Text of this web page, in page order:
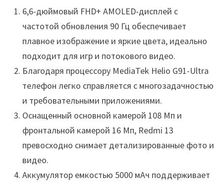
6,6-дюймовый FHD+ AMOLED-дисплей с
частотой обновления 90 Гц обеспечивает
плавное изображение и яркие цвета, идеально
подходит для игр и потокового видео.
Благодаря процессору MediaTek Helio G91-Ultra
телефон легко справляется с многозадачностью
и требовательными приложениями.
Оснащенный основной камерой 108 Мп и
фронтальной камерой 16 Мп, Redmi 13
превосходно снимает детализированные фото и
видео.
Аккумулятор емкостью 5000 мАч поддерживает